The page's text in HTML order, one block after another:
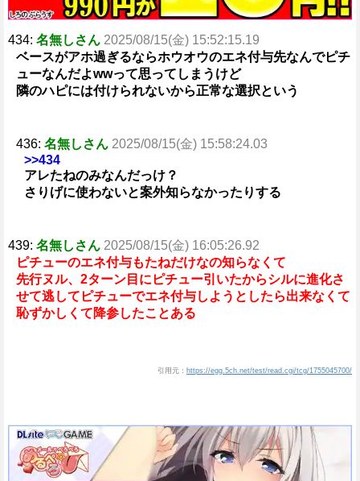
434: 名無しさん 2025/08/15(金) 15:52:15.19
ベースがアホ過ぎるならホウオウのエネ付与先なんでピチ
ューなんだよwwって思ってしまうけど
隣のハピには付けられないから正常な選択という
436: 名無しさん 2025/08/15(金) 15:58:24.03
>>434
アレたねのみなんだっけ？
さりげに使わないと案外知らなかったりする
439: 名無しさん 2025/08/15(金) 16:05:26.92
ピチューのエネ付与もたねだけなの知らなくて
先行ヌル、2ターン目にピチュー引いたからシルに進化さ
せて逃してピチューでエネ付与しようとしたら出来なくて
恥ずかしくて降参したことある
引用元： https://egg.5ch.net/test/read.cgi/tcg/1755045700/